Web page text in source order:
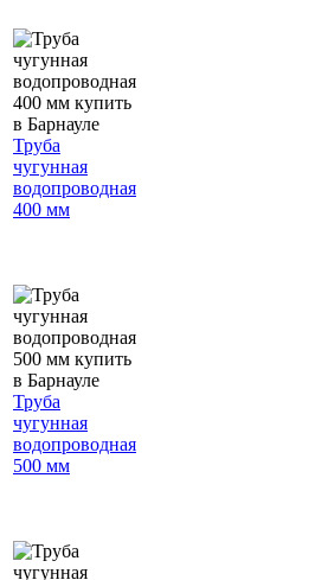
Труба
чугунная
водопроводная
400 мм
Труба
чугунная
водопроводная
500 мм